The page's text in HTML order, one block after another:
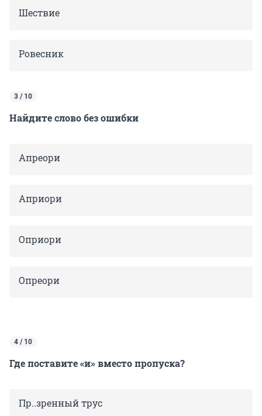
Шествие
Ровесник
3 / 10
Найдите слово без ошибки
Апреори
Априори
Оприори
Опреори
4 / 10
Где поставите «и» вместо пропуска?
Пр..зренный трус